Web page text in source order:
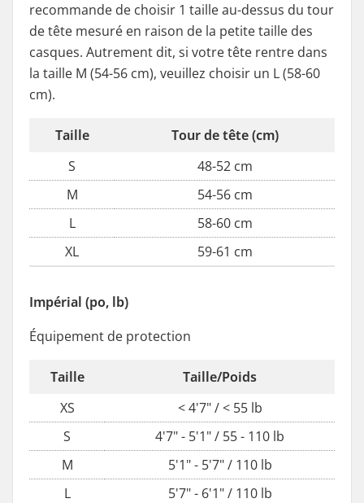
recommande de choisir 1 taille au-dessus du tour
de tête mesuré en raison de la petite taille des
casques. Autrement dit, si votre tête rentre dans
la taille M (54-56 cm), veuillez choisir un L (58-60
cm).
Taille
Tour de tête (cm)
S
48-52 cm
M
54-56 cm
L
58-60 cm
XL
59-61 cm
Impérial (po, lb)
Équipement de protection
Taille
Taille/Poids
XS
< 4'7" / < 55 lb
S
4'7" - 5'1" / 55 - 110 lb
M
5'1" - 5'7" / 110 lb
L
5'7" - 6'1" / 110 lb